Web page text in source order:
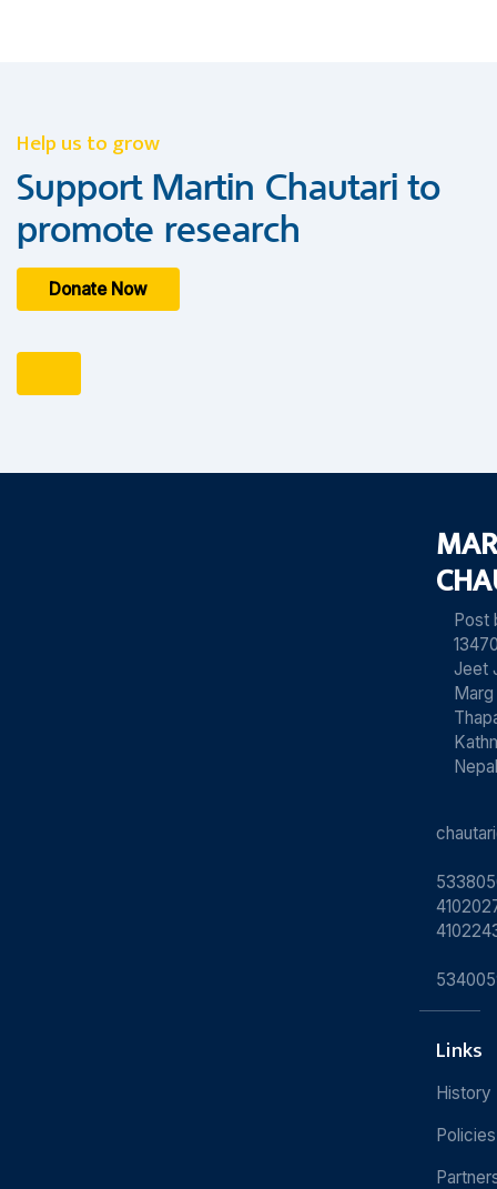
Help us to grow
Support Martin Chautari to
promote research
Donate Now
Post
Jeet
Marg
Nepal
Links
History
Policies